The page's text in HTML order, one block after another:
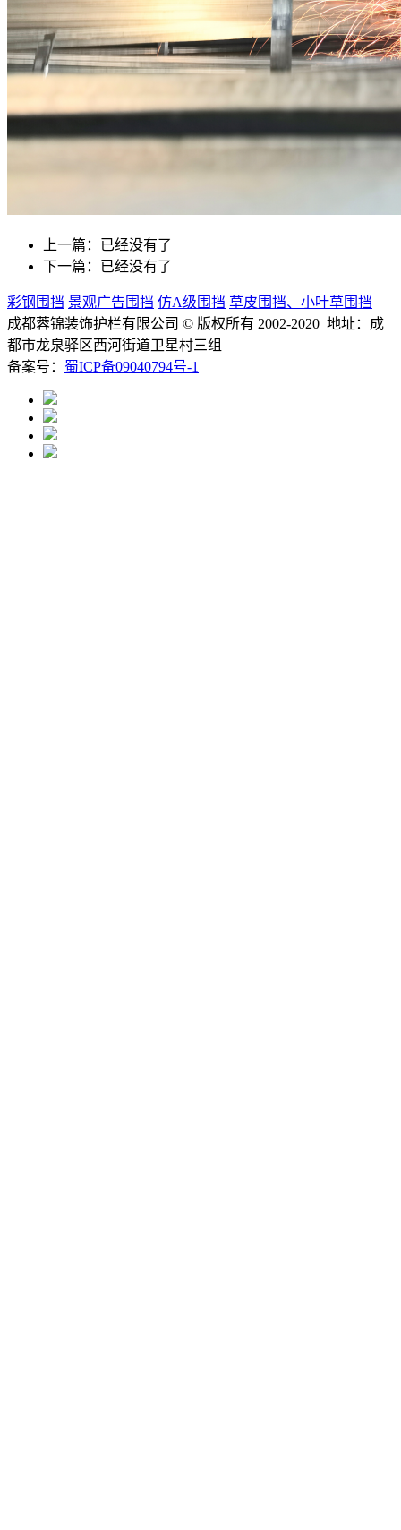
上一篇：已经没有了
下一篇：已经没有了
彩钢围挡 景观广告围挡 仿A级围挡 草皮围挡、小叶草围挡
成都蓉锦装饰护栏有限公司 © 版权所有 2002-2020 地址：成
都市龙泉驿区西河街道卫星村三组
备案号： 蜀ICP备09040794号-1